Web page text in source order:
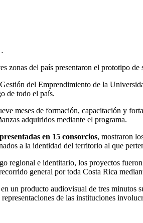
zonas del país presentaron el prototipo
del Emprendimiento de la
de todo el país.
meses de formación, capacitación y
adquiridos mediante el programa.
en 15 consorcios, mostraron
a la identidad del territorio al que
regional e identitario, los proyectos
general por toda Costa Rica
un producto audiovisual de tres minutos
de las instituciones